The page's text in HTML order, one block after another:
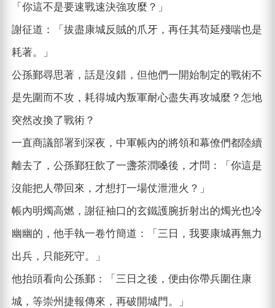
「你這不是要速戰速決強攻麼？」
謝征道：「拔盡康城反賊的爪牙，再任其苟延殘喘也是
耗著。」
公孫鄞尋思著，話是沒錯，但他們一開始制定的戰術不
是先圍而不攻，耗得城內叛軍耐心盡失再攻城麼？怎地
突然改換了戰術？
一直商議部署到深夜，中軍帳內的將領和幕僚們都陸續
離去了，公孫鄞狂飲了一盞茶潤嗓後，才問：「你這是
沒能把人帶回來，才想打一場仗泄泄火？」
帳內明燭高燃，謝征袖口的玄鐵護腕折射出的燭光也冷
幽幽的，他手執一卷竹簡道：「三日，我要康城再無力
出兵，只能死守。」
他抬頭看向公孫鄞：「三日之後，便由你帶兵圍住康
城，等崇州捷報傳來，再破開城門。」